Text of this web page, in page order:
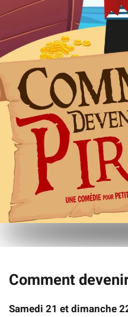
Comment
Samedi 21 et dimanche